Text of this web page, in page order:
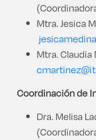
Mtra. Jesica
Mtra.
Coordinación de
Dra. Melisa